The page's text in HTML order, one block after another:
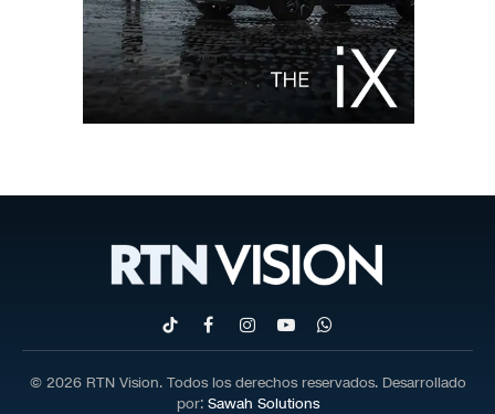
TikTokFacebookInstagram
YouTubeWhatsApp
© 2026 RTN Vision. Todos los derechos reservados. Desarrollado
por: Sawah Solutions